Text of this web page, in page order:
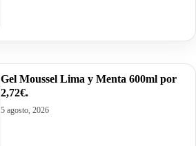
Gel Moussel Lima y Menta 600ml por
2,72€.
5 agosto, 2026